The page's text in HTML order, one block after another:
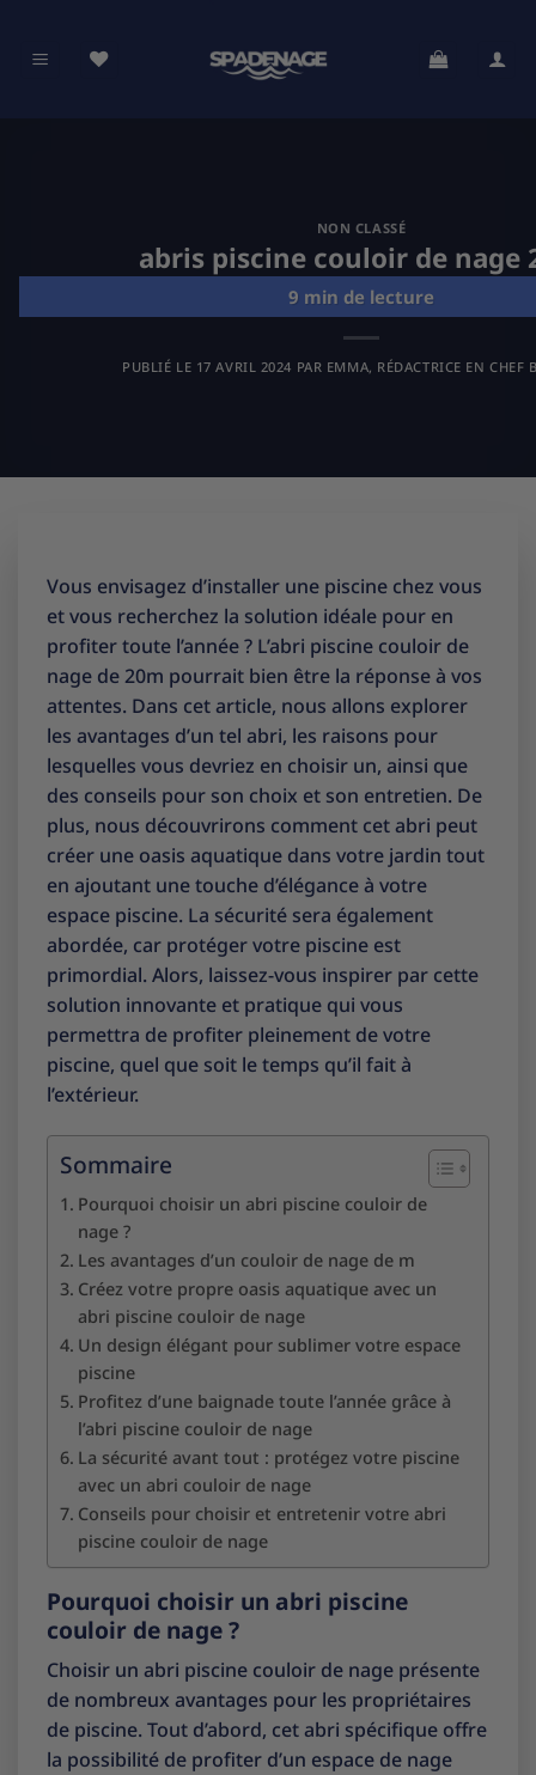
contenu
NON CLASSÉ
abris piscine couloir de nage
PUBLIÉ LE 17 AVRIL 2024 PAR EMMA, RÉDACTRICE EN CHEF
Vous envisagez d’installer une piscine chez vous
et vous recherchez la solution idéale pour en
profiter toute l’année ? L’abri piscine couloir de
nage de 20m pourrait bien être la réponse à vos
attentes. Dans cet article, nous allons explorer
les avantages d’un tel abri, les raisons pour
lesquelles vous devriez en choisir un, ainsi que
des conseils pour son choix et son entretien. De
plus, nous découvrirons comment cet abri peut
créer une oasis aquatique dans votre jardin tout
en ajoutant une touche d’élégance à votre
espace piscine. La sécurité sera également
abordée, car protéger votre piscine est
primordial. Alors, laissez-vous inspirer par cette
solution innovante et pratique qui vous
permettra de profiter pleinement de votre
piscine, quel que soit le temps qu’il fait à
l’extérieur.
Sommaire
Pourquoi choisir un abri piscine couloir de
nage ?
Les avantages d’un couloir de nage de m
Créez votre propre oasis aquatique avec un
abri piscine couloir de nage
Un design élégant pour sublimer votre espace
piscine
Profitez d’une baignade toute l’année grâce à
l’abri piscine couloir de nage
La sécurité avant tout : protégez votre piscine
avec un abri couloir de nage
Conseils pour choisir et entretenir votre abri
piscine couloir de nage
Pourquoi choisir un abri piscine
couloir de nage ?
Choisir un abri piscine couloir de nage présente
de nombreux avantages pour les propriétaires
de piscine. Tout d’abord, cet abri spécifique offre
la possibilité de profiter d’un espace de nage